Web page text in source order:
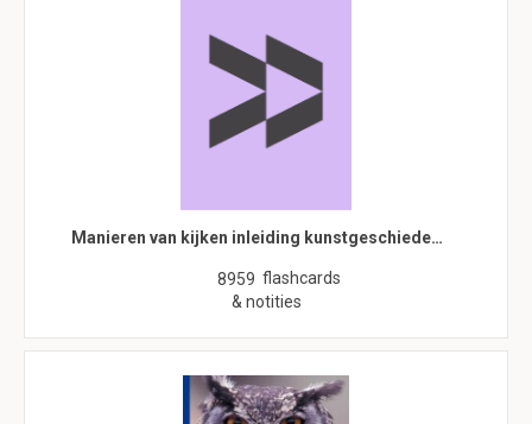
Manieren van kijken inleiding kunstgeschiede…
8959 flashcards
& notities